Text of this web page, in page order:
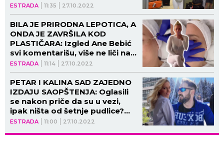
ESTRADA 11:35 27.10.2022
ESTRADA 11:14 27.10.2022
BILA JE PRIRODNA LEPOTICA, A
ONDA JE ZAVRŠILA KOD
PLASTIČARA: Izgled Ane Bebić
svi komentarišu, više ne liči na
sebe! (FOTO)
ESTRADA 11:00 27.10.2022
PETAR I KALINA SAD ZAJEDNO
IZDAJU SAOPŠTENJA: Oglasili
se nakon priče da su u vezi,
ipak ništa od šetnje pudlice?
(FOTO)